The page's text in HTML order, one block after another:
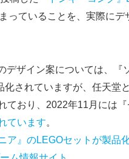
っていることを、実際に
デザイン案については、『
されていますが、任天堂
ており、2022年11月には
ています。
ア』のLEGOセットが製